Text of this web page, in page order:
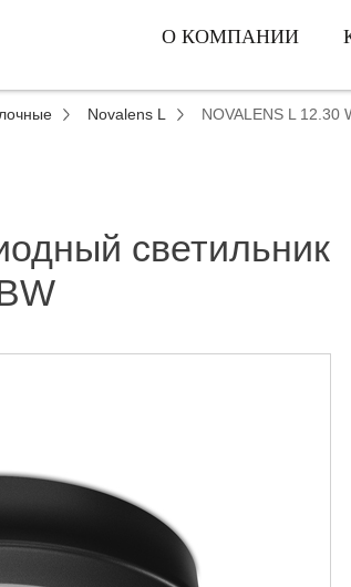
О КОМПАНИИ
Novalens L NOVALENS L 12.30
светильник